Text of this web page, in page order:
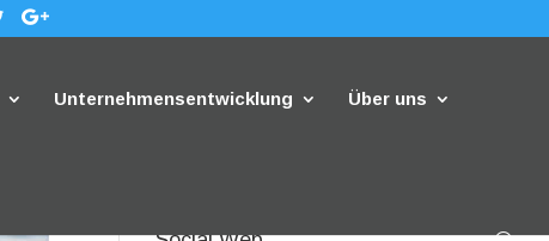
Unternehmensentwicklung Über uns